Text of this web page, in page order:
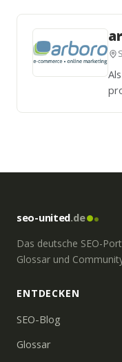
seo-united.de
Das deutsche SEO-
Glossar und
ENTDECKEN
SEO-Blog
Glossar